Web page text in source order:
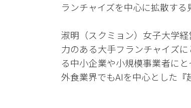
ランチャイズを中心に拡散する
淑明（スクミョン）女子大学
力のある大手フランチャイズ
る中小企業や小規模事業者に
外食業界でもAIを中心とした『